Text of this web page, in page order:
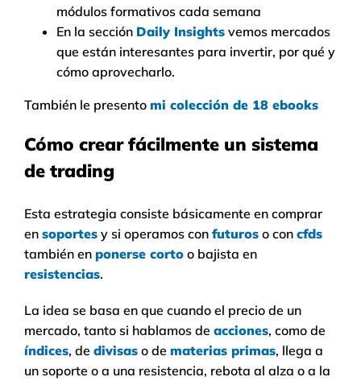
módulos formativos cada semana
En la sección Daily Insights vemos mercados
que están interesantes para invertir, por qué y
cómo aprovecharlo.
También le presento mi colección de 18 ebooks
Cómo crear fácilmente un sistema
de trading
Esta estrategia consiste básicamente en comprar
en soportes y si operamos con futuros o con cfds
también en ponerse corto o bajista en
resistencias.
La idea se basa en que cuando el precio de un
mercado, tanto si hablamos de acciones, como de
índices, de divisas o de materias primas, llega a
un soporte o a una resistencia, rebota al alza o a la